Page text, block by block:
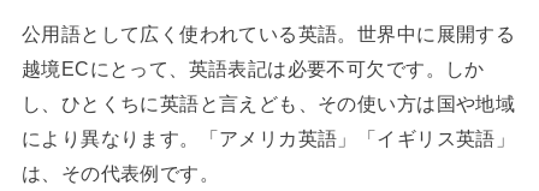
公用語として広く使われている英語。世界中に展開する
越境ECにとって、英語表記は必要不可欠です。しか
し、ひとくちに英語と言えども、その使い方は国や地域
により異なります。「アメリカ英語」「イギリス英語」
は、その代表例です。